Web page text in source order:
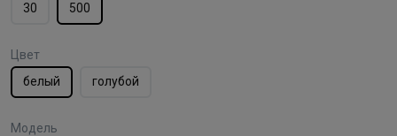
30
500
Цвет
белый
голубой
Модель